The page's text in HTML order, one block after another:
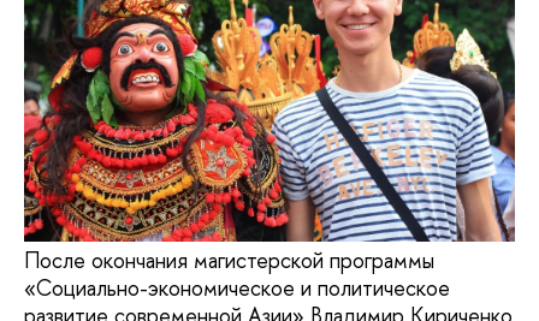
После окончания магистерской программы
«Социально-экономическое и политическое